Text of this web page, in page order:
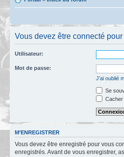
Vous devez être connecté
Utilisateur:
Mot de passe:
J’ai oublié
Se
Cacher
M’ENREGISTRER
Vous devez être enregistré pour vous
enregistrés. Avant de vous enregistrer,